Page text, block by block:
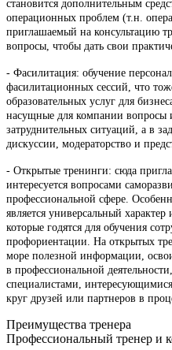
становится дополнительным
операционных проблем (т.н.
приглашаемый на консультацию
вопросы, чтобы дать свои
- Фасилитация: обучение
фасилитационных сессий, что
образовательных услуг для
насущные для компании вопросы
затруднительных ситуаций, а в
дискуссии, модераторство и
- Открытые тренинги: сюда
интересуется вопросами
профессиональной сфере.
является универсальный
которые годятся для обучения
профориентации. На открытых
море полезной информации,
в профессиональной
специалистами,
круг друзей или партнеров в
Преимущества тренера
Профессиональный тренер и